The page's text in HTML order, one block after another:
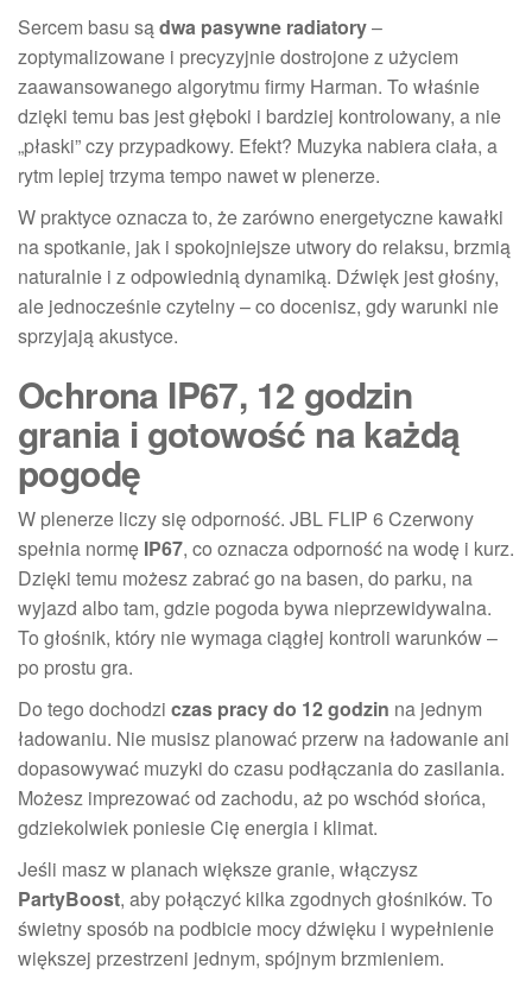
Sercem basu sądwa pasywne radiatory–
zoptymalizowane i precyzyjnie dostrojone z użyciem
zaawansowanego algorytmu firmy Harman. To właśnie
dzięki temu bas jest głęboki i bardziej kontrolowany, a nie
„płaski” czy przypadkowy. Efekt? Muzyka nabiera ciała, a
rytm lepiej trzyma tempo nawet w plenerze.
W praktyce oznacza to, że zarówno energetyczne kawałki
na spotkanie, jak i spokojniejsze utwory do relaksu, brzmią
naturalnie i z odpowiednią dynamiką. Dźwięk jest głośny,
ale jednocześnie czytelny – co docenisz, gdy warunki nie
sprzyjają akustyce.
Ochrona IP67, 12 godzin
grania i gotowość na każdą
pogodę
W plenerze liczy się odporność. JBL FLIP 6 Czerwony
spełnia normę IP67, co oznacza odporność na wodę i kurz.
Dzięki temu możesz zabrać go na basen, do parku, na
wyjazd albo tam, gdzie pogoda bywa nieprzewidywalna.
To głośnik, który nie wymaga ciągłej kontroli warunków –
po prostu gra.
Do tego dochodzi czas pracy do 12 godzin na jednym
ładowaniu. Nie musisz planować przerw na ładowanie ani
dopasowywać muzyki do czasu podłączania do zasilania.
Możesz imprezować od zachodu, aż po wschód słońca,
gdziekolwiek poniesie Cię energia i klimat.
Jeśli masz w planach większe granie, włączysz
PartyBoost, aby połączyć kilka zgodnych głośników. To
świetny sposób na podbicie mocy dźwięku i wypełnienie
większej przestrzeni jednym, spójnym brzmieniem.